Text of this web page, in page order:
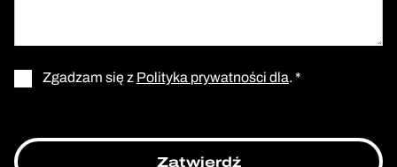
Zgadzam się z Polityka prywatności dla. *